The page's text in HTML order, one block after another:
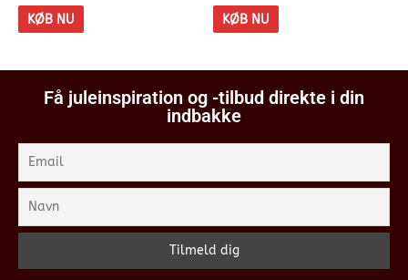
KØB NU KØB NU
Få juleinspiration og -tilbud direkte i din
indbakke